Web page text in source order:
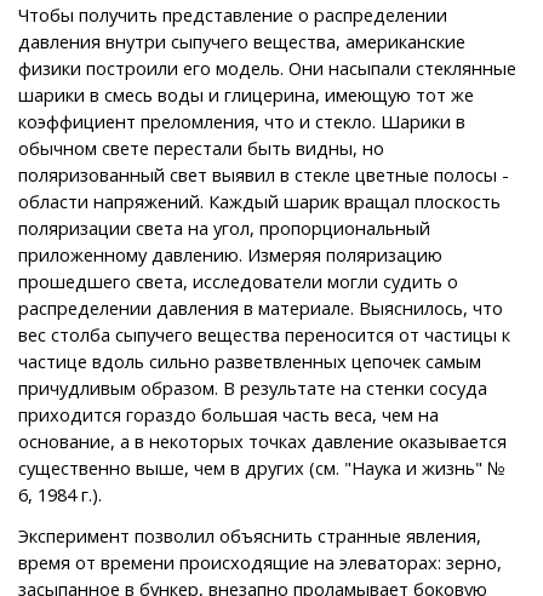
Чтобы получить представление о распределении
давления внутри сыпучего вещества, американские
физики построили его модель. Они насыпали стеклянные
шарики в смесь воды и глицерина, имеющую тот же
коэффициент преломления, что и стекло. Шарики в
обычном свете перестали быть видны, но
поляризованный свет выявил в стекле цветные полосы -
области напряжений. Каждый шарик вращал плоскость
поляризации света на угол, пропорциональный
приложенному давлению. Измеряя поляризацию
прошедшего света, исследователи могли судить о
распределении давления в материале. Выяснилось, что
вес столба сыпучего вещества переносится от частицы к
частице вдоль сильно разветвленных цепочек самым
причудливым образом. В результате на стенки сосуда
приходится гораздо большая часть веса, чем на
основание, а в некоторых точках давление оказывается
существенно выше, чем в других (см. "Наука и жизнь" №
6, 1984 г.).
Эксперимент позволил объяснить странные явления,
время от времени происходящие на элеваторах: зерно,
засыпанное в бункер, внезапно проламывает боковую